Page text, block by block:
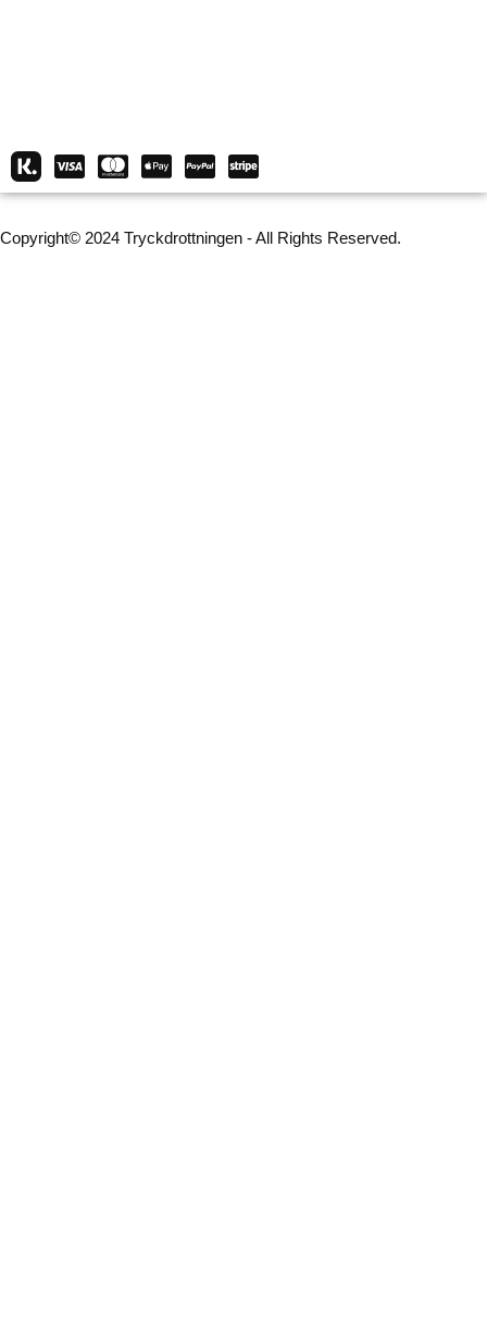
Copyright© 2024 Tryckdrottningen - All Rights Reserved.